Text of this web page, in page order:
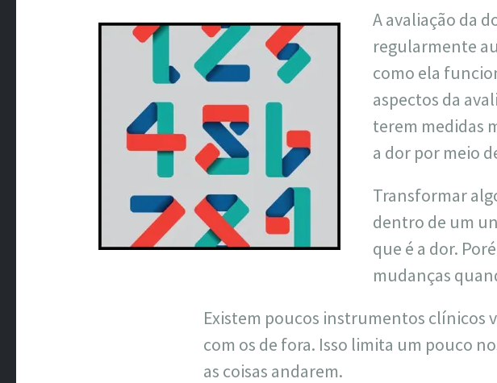
A avaliação da
regularmente
como ela
aspectos da
terem medidas
a dor por meio
Transformar
dentro de um
que é a dor.
mudanças
Existem poucos instrumentos clínicos
com os de fora. Isso limita um pouco
as coisas andarem.